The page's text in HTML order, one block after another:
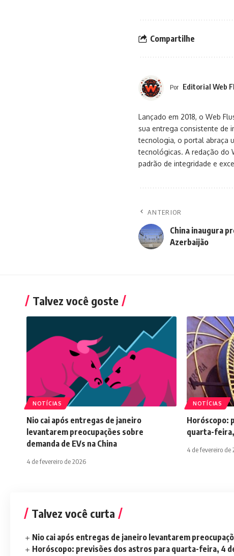
Compartilhe
Por Editorial Web
Lançado em 2018, o Web
sua entrega consistente de
tecnologia, o portal abraça
tecnológicas. A redação do
padrão de integridade e
ANTERIOR
China inaugura
Azerbaijão
Talvez você goste
NOTÍCIAS
Nio cai após entregas de janeiro
levantarem preocupações sobre
demanda de EVs na China
4 de fevereiro de 2026
NOTÍCIAS
Horóscopo:
quarta-
4 de fevereiro de
Talvez você curta
Nio cai após entregas de janeiro levantarem
Horóscopo: previsões dos astros para quarta-feira, 4